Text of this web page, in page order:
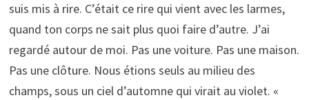
suis mis à rire. C’était ce rire qui vient avec les larmes,
quand ton corps ne sait plus quoi faire d’autre. J’ai
regardé autour de moi. Pas une voiture. Pas une maison.
Pas une clôture. Nous étions seuls au milieu des
champs, sous un ciel d’automne qui virait au violet. «